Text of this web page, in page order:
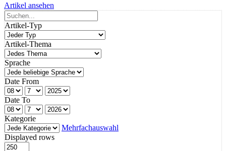
Artikel ansehen
Artikel-Typ
Artikel-Thema
Sprache
Date From
Date To
Kategorie
Mehrfachauswahl
Displayed rows